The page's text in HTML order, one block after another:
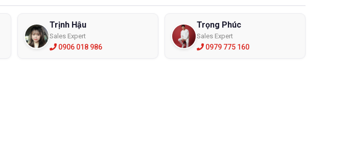
Trịnh Hậu
Sales Expert
0906 018 986
Trọng Phúc
Sales Expert
0979 775 160